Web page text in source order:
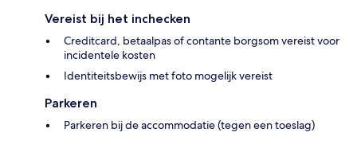
Vereist bij het inchecken
Creditcard, betaalpas of contante borgsom vereist voor
incidentele kosten
Identiteitsbewijs met foto mogelijk vereist
Parkeren
Parkeren bij de accommodatie (tegen een toeslag)